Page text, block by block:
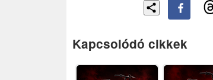
Kapcsolódó cikkek